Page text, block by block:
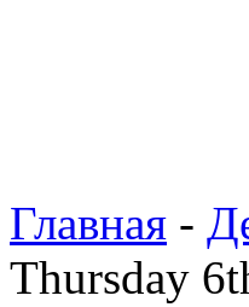
Главная -
Thursday